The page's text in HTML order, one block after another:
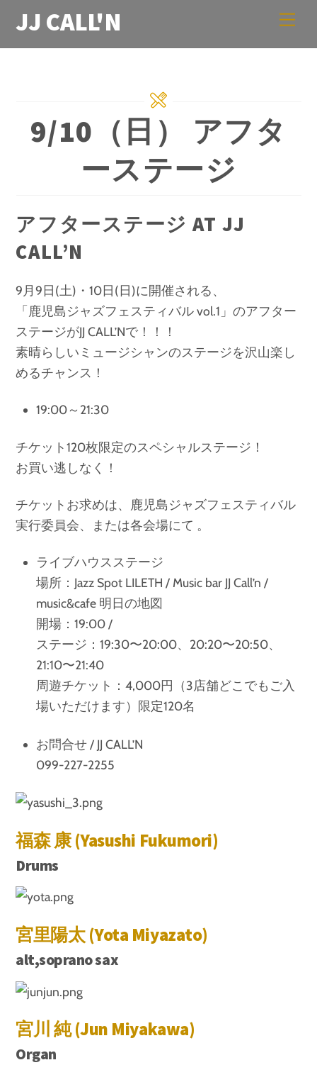
content
JJ CALL'N
9/10（日） アフタ
ーステージ
アフターステージ AT JJ
CALL’N
9月9日(土)・10日(日)に開催される、
「鹿児島ジャズフェスティバル vol.1」のアフター
ステージがJJ CALL’Nで！！！
素晴らしいミュージシャンのステージを沢山楽し
めるチャンス！
19:00～21:30
チケット120枚限定のスペシャルステージ！
お買い逃しなく！
チケットお求めは、鹿児島ジャズフェスティバル
実行委員会、または各会場にて 。
ライブハウスステージ
場所：Jazz Spot LILETH / Music bar JJ Call’n /
music&cafe 明日の地図
開場：19:00 /
ステージ：19:30〜20:00、20:20〜20:50、
21:10〜21:40
周遊チケット：4,000円（3店舗どこでもご入
場いただけます）限定120名
お問合せ / JJ CALL’N
099-227-2255
福森 康 (Yasushi Fukumori)
Drums
宮里陽太 (Yota Miyazato)
alt,soprano sax
宮川 純 (Jun Miyakawa)
Organ